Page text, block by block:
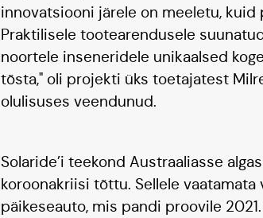
innovatsiooni järele on meeletu,
Praktilisele tootearendusele
noortele inseneridele unikaalsed
tõsta," oli projekti üks toetajatest
olulisuses veendunud.
Solaride’i teekond Austraaliasse
koroonakriisi tõttu. Sellele
päikeseauto, mis pandi proovile